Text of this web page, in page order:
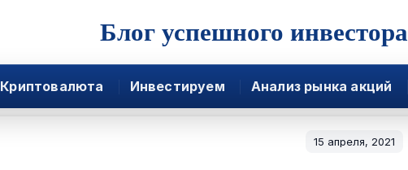
Блог успешного инвестора
Криптовалюта Инвестируем Анализ рынка акций
15 апреля, 2021